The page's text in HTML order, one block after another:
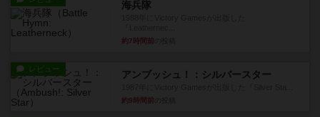
海兵隊
約7時間前
レビュー アンブッシュ！：シルバースター
約9時間前